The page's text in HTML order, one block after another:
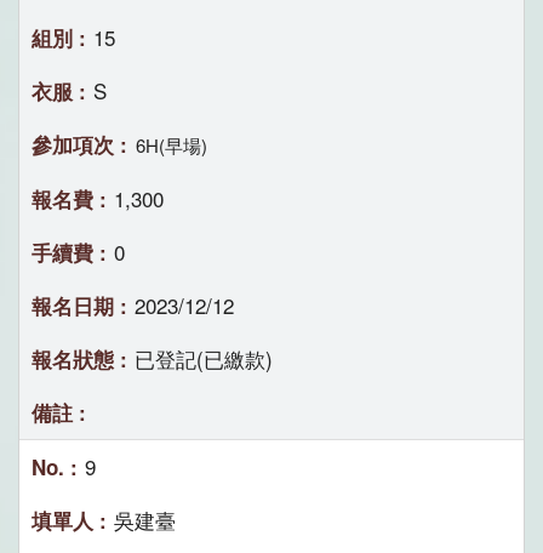
15
S
6H(早場)
1,300
0
2023/12/12
已登記(已繳款)
9
吳建臺